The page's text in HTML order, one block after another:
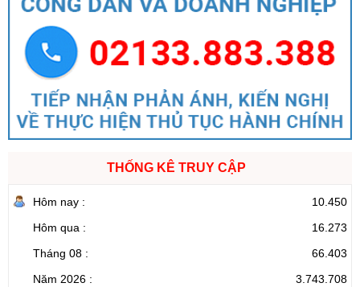
THỐNG KÊ TRUY CẬP
Hôm nay :
10.450
Hôm qua :
16.273
Tháng 08 :
66.403
Năm 2026 :
3.743.708